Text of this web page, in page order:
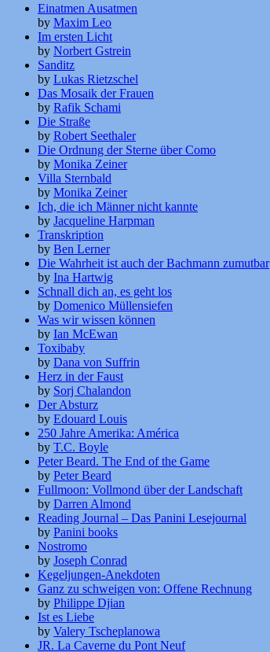
Einatmen Ausatmen
by Maxim Leo
Im ersten Licht
by Norbert Gstrein
Sanditz
by Lukas Rietzschel
Das Mosaik der Frauen
by Rafik Schami
Die Straße
by Robert Seethaler
Die Ordnung der Sterne über Como
by Monika Zeiner
Villa Sternbald
by Monika Zeiner
Ich, die ich Männer nicht kannte
by Jacqueline Harpman
Transkription
by Ben Lerner
Die Wahrheit ist auch der Bachmann zumutbar
by Ina Hartwig
Schnall dich an, es geht los
by Domenico Müllensiefen
Was wir wissen können
by Ian McEwan
Toxibaby
by Dana von Suffrin
Herz in der Faust
by Sorj Chalandon
Der Absturz
by Edouard Louis
250 Jahre Amerika: América
by T.C. Boyle
Peter Beard. The End of the Game
by Peter Beard
Fullmoon: Vollmond über der Landschaft
by Darren Almond
Reading Journal – Das Panini Lesejournal
by Panini books
Nostromo
by Joseph Conrad
Kegeljungen-Anekdoten
Ganz zu schweigen von: Offene Rechnung
by Philippe Djian
Ist es Liebe
by Valery Tscheplanowa
JR. La Caverne du Pont Neuf